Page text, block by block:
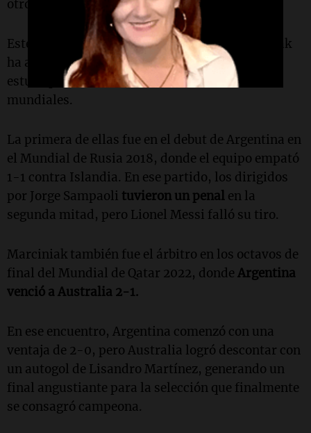
otro en el tiempo suplementario.
Este no es el único encuentro en el que Marciniak
ha arbitrado a la Selección argentina. También
estuvo presente en otras dos ocasiones durante
mundiales.
La primera de ellas fue en el debut de Argentina en
el Mundial de Rusia 2018, donde el equipo empató
1-1 contra Islandia. En ese partido, los dirigidos
por Jorge Sampaoli tuvieron un penal en la
segunda mitad, pero Lionel Messi falló su tiro.
Marciniak también fue el árbitro en los octavos de
final del Mundial de Qatar 2022, donde Argentina
venció a Australia 2-1.
En ese encuentro, Argentina comenzó con una
ventaja de 2-0, pero Australia logró descontar con
un autogol de Lisandro Martínez, generando un
final angustiante para la selección que finalmente
se consagró campeona.